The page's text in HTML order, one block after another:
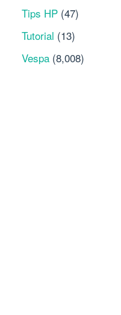
Tips HP (47)
Tutorial (13)
Vespa (8,008)